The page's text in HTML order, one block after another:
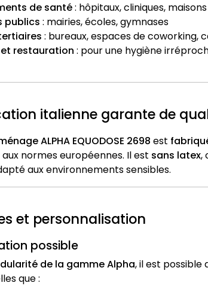
de santé: hôpitaux, cliniques,
publics : mairies, écoles, gymnases
: bureaux, espaces de coworking,
restauration : pour une hygiène
italienne garante de
ALPHA EQUODOSE 2698 est
normes européennes. Il est sans latex,
aux environnements sensibles.
et personnalisation
possible
de la gamme Alpha, il est possible
que :